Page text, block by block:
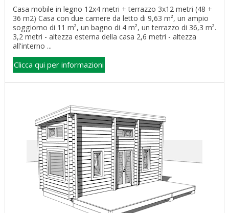
Casa mobile in legno 12x4 metri + terrazzo 3x12 metri (48 +
36 m2) Casa con due camere da letto di 9,63 m², un ampio
soggiorno di 11 m², un bagno di 4 m², un terrazzo di 36,3 m².
3,2 metri - altezza esterna della casa 2,6 metri - altezza
all'interno ...
Clicca qui per informazioni